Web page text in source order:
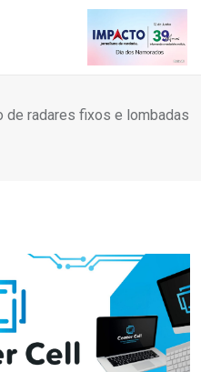
de radares fixos e lombadas